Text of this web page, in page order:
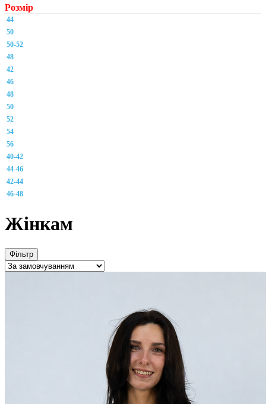
Розмір
44
50
50-52
48
42
46
48
50
52
54
56
40-42
44-46
42-44
46-48
Жінкам
Фільтр